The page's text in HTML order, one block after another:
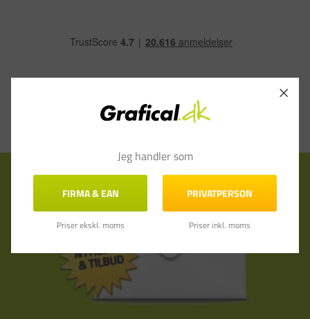
Tilmeld nyhedsbrev
Jeg handler som
FIRMA & EAN
Priser ekskl. moms
PRIVATPERSON
Priser inkl. moms